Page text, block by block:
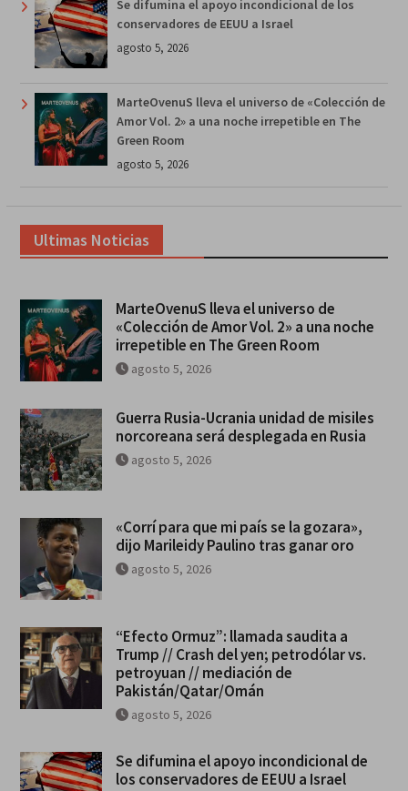
Se difumina el apoyo incondicional de los
conservadores de EEUU a Israel
agosto 5, 2026
MarteOvenuS lleva el universo de «Colección de
Amor Vol. 2» a una noche irrepetible en The
Green Room
agosto 5, 2026
Ultimas Noticias
MarteOvenuS lleva el universo de
«Colección de Amor Vol. 2» a una noche
irrepetible en The Green Room
agosto 5, 2026
Guerra Rusia-Ucrania unidad de misiles
norcoreana será desplegada en Rusia
agosto 5, 2026
«Corrí para que mi país se la gozara»,
dijo Marileidy Paulino tras ganar oro
agosto 5, 2026
“Efecto Ormuz”: llamada saudita a
Trump // Crash del yen; petrodólar vs.
petroyuan // mediación de
Pakistán/Qatar/Omán
agosto 5, 2026
Se difumina el apoyo incondicional de
los conservadores de EEUU a Israel